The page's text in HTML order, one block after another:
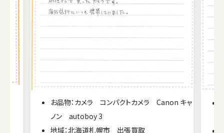
お品物：カメラ コンパクトカメラ Canon キャ
ノン autoboy 3
地域：北海道札幌市 出張買取